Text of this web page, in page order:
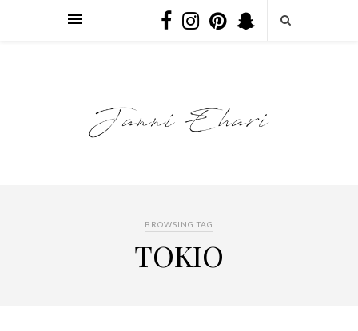
BROWSING TAG
TOKIO